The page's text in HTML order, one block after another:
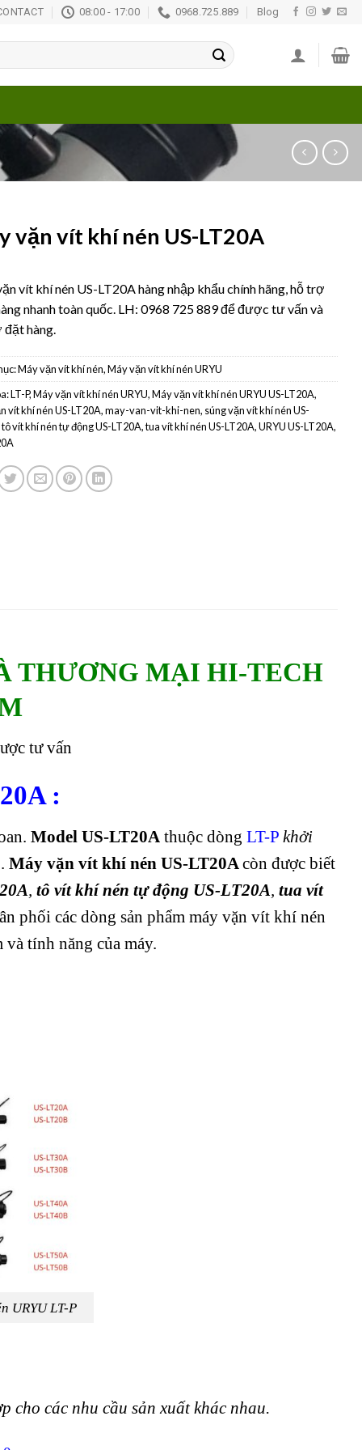
08:00 - 17:00 0968.725.889 Blog
vặn vít khí nén US-LT20A
vít khí nén US-LT20A hàng nhập khẩu chính hãng, hỗ trợ
nhanh toàn quốc. LH: 0968 725 889 để được tư vấn và
đặt hàng.
Máy vặn vít khí nén,Máy vặn vít khí nén URYU
LT-P,Máy vặn vít khí nén URYU,Máy vặn vít khí nén URYU US-LT20A,
vít khí nén US-LT20A,may-van-vit-khi-nen, súng vặn vít khí nén US-
tô vít khí nén tự động US-LT20A,tua vít khí nén US-LT20A,URYU US-LT20A,
THƯƠNG MẠI HI-TECH
tư vấn
:
Model US-LT20A thuộc dòng LT-P khởi
. Máy vặn vít khí nén US-LT20A còn được biết
, tô vít khí nén tự động US-LT20A, tua vít
phối các dòng sản phẩm máy vặn vít khí nén
tính năng của máy.
URYU LT-P
cho các nhu cầu sản xuất khác nhau.